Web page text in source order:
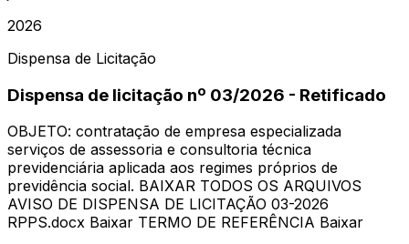
2026
Dispensa de Licitação
Dispensa de licitação nº 03/2026 - Retificado
OBJETO: contratação de empresa especializada
serviços de assessoria e consultoria técnica
previdenciária aplicada aos regimes próprios de
previdência social. BAIXAR TODOS OS ARQUIVOS
AVISO DE DISPENSA DE LICITAÇÃO 03-2026
RPPS.docx Baixar TERMO DE REFERÊNCIA Baixar